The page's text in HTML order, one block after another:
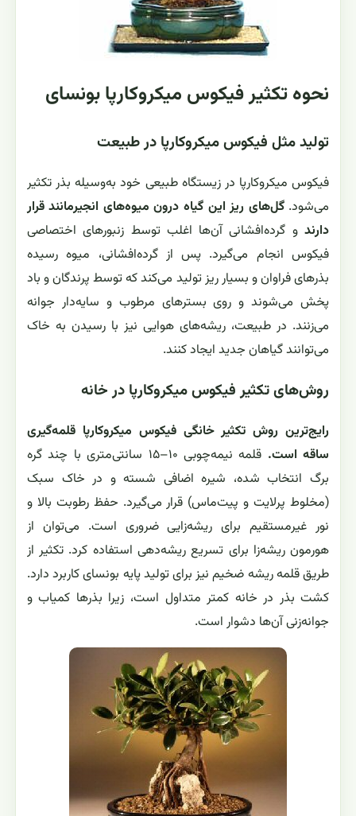
نحوه تکثیر فیکوس میکروکارپا بونسای
تولید مثل فیکوس میکروکارپا در طبیعت
فیکوس میکروکارپا در زیستگاه طبیعی خود به‌وسیله بذر تکثیر
می‌شود.گل‌های ریز این گیاه درون میوه‌های انجیرمانند قرار
دارندو گرده‌افشانی آن‌ها اغلب توسط زنبورهای اختصاصی
فیکوس انجام می‌گیرد. پس از گرده‌افشانی، میوه رسیده
بذرهای فراوان و بسیار ریز تولید می‌کند که توسط پرندگان و باد
پخش می‌شوند و روی بسترهای مرطوب و سایه‌دار جوانه
می‌زنند. در طبیعت، ریشه‌های هوایی نیز با رسیدن به خاک
می‌توانند گیاهان جدید ایجاد کنند.
روش‌های تکثیر فیکوس میکروکارپا در خانه
رایج‌ترین روش تکثیر خانگی فیکوس میکروکارپا قلمه‌گیری
ساقه است.
قلمه نیمه‌چوبی ۱۰–۱۵ سانتی‌متری با چند گره
برگ انتخاب شده، شیره اضافی شسته و در خاک سبک
(مخلوط پرلایت و پیت‌ماس) قرار می‌گیرد. حفظ رطوبت بالا و
نور غیرمستقیم برای ریشه‌زایی ضروری است. می‌توان از
هورمون ریشه‌زا برای تسریع ریشه‌دهی استفاده کرد. تکثیر از
طریق قلمه ریشه ضخیم نیز برای تولید پایه بونسای کاربرد دارد.
کشت بذر در خانه کمتر متداول است، زیرا بذرها کمیاب و
جوانه‌زنی آن‌ها دشوار است.